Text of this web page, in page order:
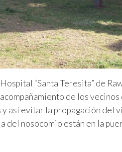
“Santa Teresita” de
de los
así evitar la propagación del
del nosocomio están en la